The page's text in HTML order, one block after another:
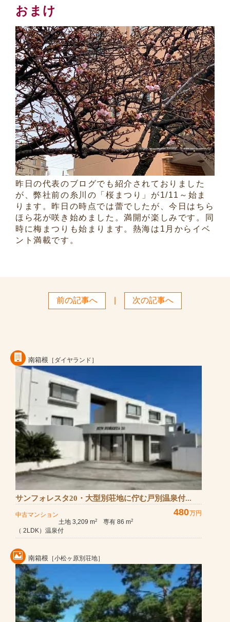
おまけ
昨日の代表のブログでも紹介されておりました
が、弊社前の糸川の「桜まつり」が1/11～始ま
ります。昨日の時点では蕾でしたが、今日はちら
ほら花が咲き始めました。満開が楽しみです。同
時に梅まつりも始まります。熱海は1月からイベ
ント満載です。
前の記事へ 次の記事へ
南箱根 ［ダイヤランド］
サンフォレスタ20・大型別荘地に佇む戸別温泉付...
中古マンション 480万円
土地 3,209 m2 専有 86 m2
（ 2LDK）温泉付
南箱根 ［小松ヶ原別荘地］